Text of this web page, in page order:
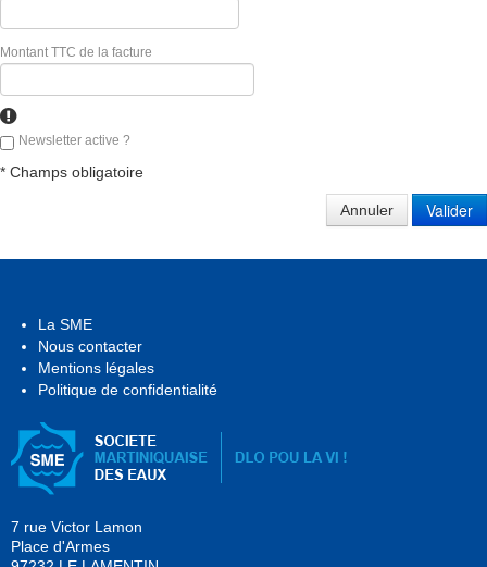
Montant TTC de la facture
Newsletter active ?
* Champs obligatoire
Annuler
La SME
Nous contacter
Mentions légales
Politique de confidentialité
7 rue Victor Lamon
Place d'Armes